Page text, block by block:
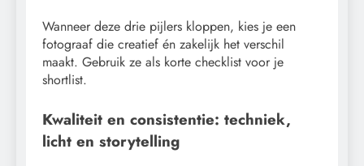
Wanneer deze drie pijlers kloppen, kies je een
fotograaf die creatief én zakelijk het verschil
maakt. Gebruik ze als korte checklist voor je
shortlist.
Kwaliteit en consistentie: techniek,
licht en storytelling